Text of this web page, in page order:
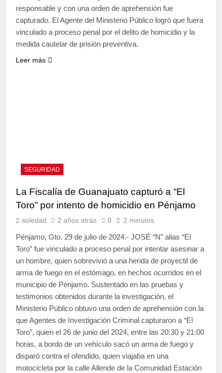
responsable y con una orden de aprehensión fue
capturado. El Agente del Ministerio Público logró que fuera
vinculado a proceso penal por el delito de homicidio y la
medida cautelar de prisión preventiva.
Leer más
SEGURIDAD
La Fiscalía de Guanajuato capturó a “El
Toro” por intento de homicidio en Pénjamo
soledad 2 años atrás 0 2 minutos
Pénjamo, Gto. 29 de julio de 2024.- JOSÉ “N” alias “El
Toro” fue vinculado a proceso penal por intentar asesinar a
un hombre, quien sobrevivió a una herida de proyectil de
arma de fuego en el estómago, en hechos ocurridos en el
municipio de Pénjamo. Sustentado en las pruebas y
testimonios obtenidos durante la investigación, el
Ministerio Público obtuvo una orden de aprehensión con la
que Agentes de Investigación Criminal capturaron a “El
Toro”, quien el 26 de junio del 2024, entre las 20:30 y 21:00
horas, a bordo de un vehículo sacó un arma de fuego y
disparó contra el ofendido, quien viajaba en una
motocicleta por la calle Allende de la Comunidad Estación